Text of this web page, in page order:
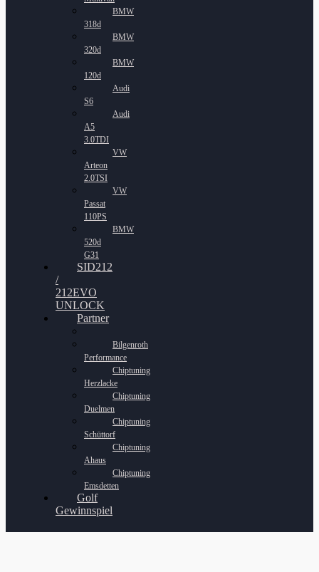
BMW
318d
BMW
320d
BMW
120d
Audi
S6
Audi
A5
3.0TDI
VW
Arteon
2.0TSI
VW
Passat
110PS
BMW
520d
G31
SID212
/
212EVO
UNLOCK
Partner
Bilgenroth
Performance
Chiptuning
Herzlacke
Chiptuning
Duelmen
Chiptuning
Schüttorf
Chiptuning
Ahaus
Chiptuning
Emsdetten
Golf
Gewinnspiel